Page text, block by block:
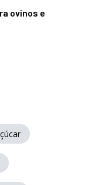
ovinos e